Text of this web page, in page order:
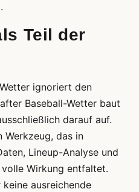
Teil der
ignoriert den
Baseball-Wetter baut
darauf auf.
Werkzeug, das in
Lineup-Analyse und
Wirkung entfaltet.
ausreichende